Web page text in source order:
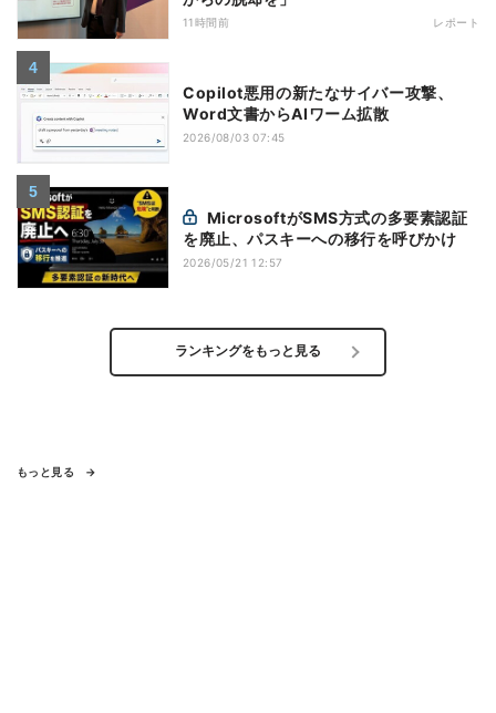
11時間前 レポート
Copilot悪用の新たなサイバー攻撃、
Word文書からAIワーム拡散
2026/08/03 07:45
を廃止、パスキーへの移行を呼びかけ
2026/05/21 12:57
ランキングをもっと見る
もっと見る